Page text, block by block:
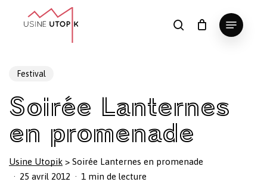
search
Menu
Panier Fermer
le
Festival
Soirée Lanternes
en promenade
Usine Utopik > Soirée Lanternes en promenade
25 avril 2012
1 min de lecture
Close